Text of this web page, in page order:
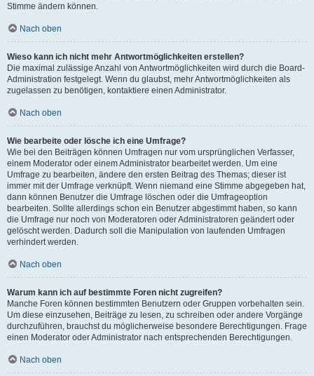
Stimme ändern können.
Nach oben
Wieso kann ich nicht mehr Antwortmöglichkeiten erstellen?
Die maximal zulässige Anzahl von Antwortmöglichkeiten wird durch die Board-
Administration festgelegt. Wenn du glaubst, mehr Antwortmöglichkeiten als
zugelassen zu benötigen, kontaktiere einen Administrator.
Nach oben
Wie bearbeite oder lösche ich eine Umfrage?
Wie bei den Beiträgen können Umfragen nur vom ursprünglichen Verfasser,
einem Moderator oder einem Administrator bearbeitet werden. Um eine
Umfrage zu bearbeiten, ändere den ersten Beitrag des Themas; dieser ist
immer mit der Umfrage verknüpft. Wenn niemand eine Stimme abgegeben hat,
dann können Benutzer die Umfrage löschen oder die Umfrageoption
bearbeiten. Sollte allerdings schon ein Benutzer abgestimmt haben, so kann
die Umfrage nur noch von Moderatoren oder Administratoren geändert oder
gelöscht werden. Dadurch soll die Manipulation von laufenden Umfragen
verhindert werden.
Nach oben
Warum kann ich auf bestimmte Foren nicht zugreifen?
Manche Foren können bestimmten Benutzern oder Gruppen vorbehalten sein.
Um diese einzusehen, Beiträge zu lesen, zu schreiben oder andere Vorgänge
durchzuführen, brauchst du möglicherweise besondere Berechtigungen. Frage
einen Moderator oder Administrator nach entsprechenden Berechtigungen.
Nach oben